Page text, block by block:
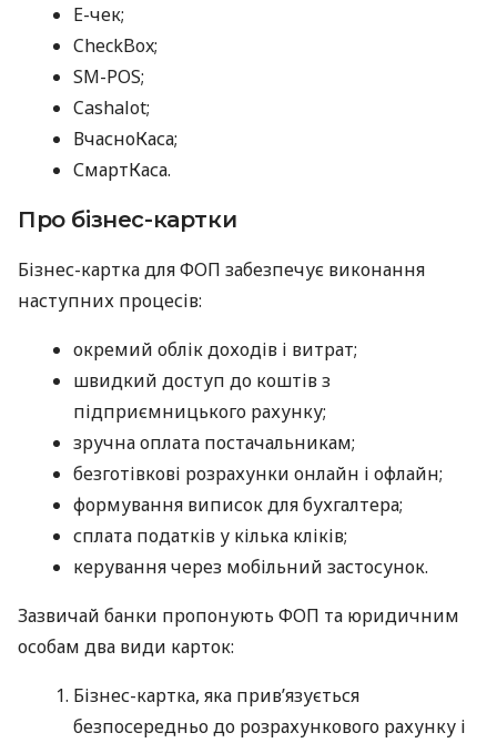
E-чек;
CheckBox;
SM-POS;
Cashalot;
ВчасноКаса;
СмартКаса.
Про бізнес-картки
Бізнес-картка для ФОП забезпечує виконання
наступних процесів:
окремий облік доходів і витрат;
швидкий доступ до коштів з
підприємницького рахунку;
зручна оплата постачальникам;
безготівкові розрахунки онлайн і офлайн;
формування виписок для бухгалтера;
сплата податків у кілька кліків;
керування через мобільний застосунок.
Зазвичай банки пропонують ФОП та юридичним
особам два види карток:
Бізнес-картка, яка прив’язується
безпосередньо до розрахункового рахунку і